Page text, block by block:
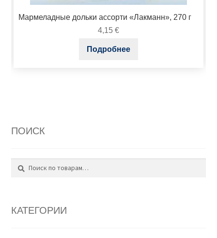
Мармеладные дольки ассорти «Лакманн», 270 г
4,15 €
Подробнее
ПОИСК
Поиск
КАТЕГОРИИ